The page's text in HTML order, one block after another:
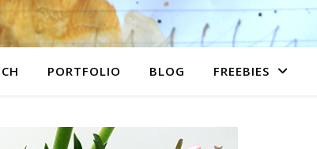
PORTFOLIO BLOG FREEBIES